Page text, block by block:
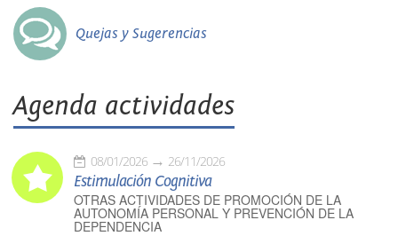
Quejas y Sugerencias
Agenda actividades
08/01/2026 26/11/2026
Estimulación Cognitiva
OTRAS ACTIVIDADES DE PROMOCIÓN DE LA
AUTONOMÍA PERSONAL Y PREVENCIÓN DE LA
DEPENDENCIA